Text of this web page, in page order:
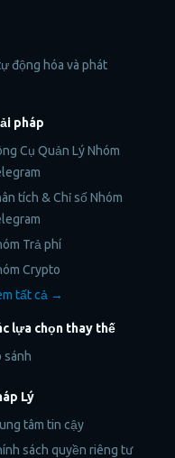
động hóa và phát
pháp
Cụ Quản Lý Nhóm
tích & Chỉ số Nhóm
Trả phí
Crypto
tất cả →
lựa chọn thay thế
sánh
Lý
tâm tin cậy
sách quyền riêng tư